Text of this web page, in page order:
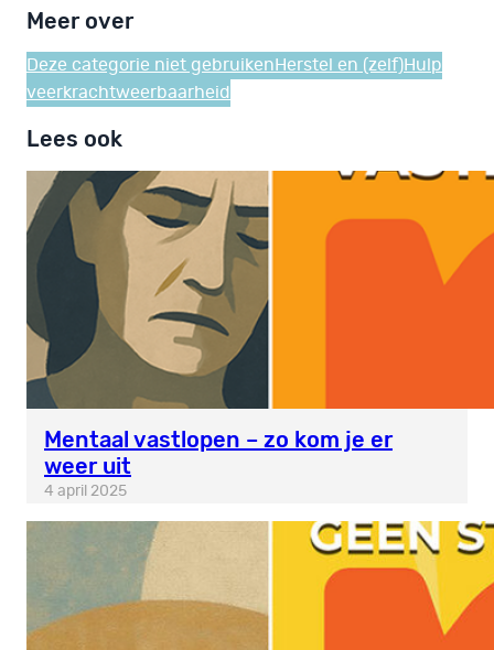
Meer over
Deze categorie niet gebruiken Herstel en (zelf)Hulp
veerkrachtweerbaarheid
Lees ook
Mentaal vastlopen – zo kom je er
weer uit
4 april 2025